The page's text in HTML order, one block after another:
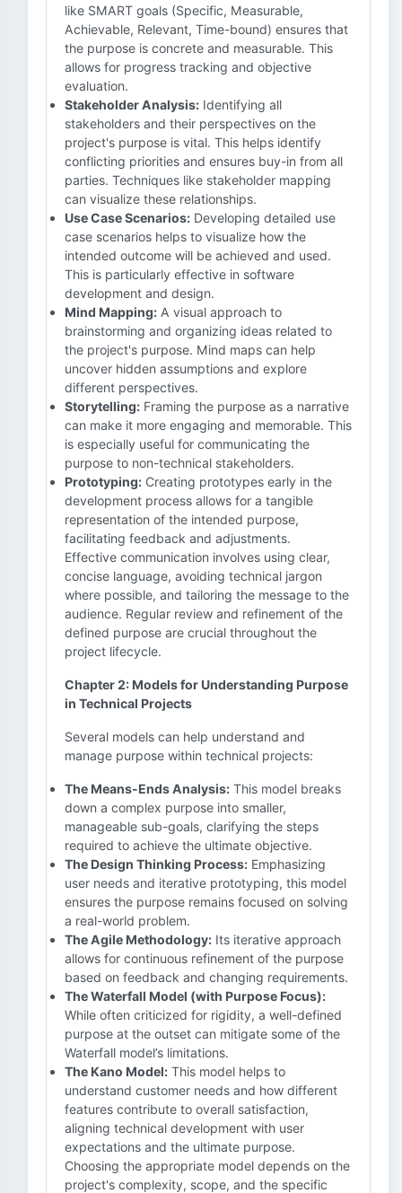
like SMART goals (Specific, Measurable,
Achievable, Relevant, Time-bound) ensures that
the purpose is concrete and measurable. This
allows for progress tracking and objective
evaluation.
Stakeholder Analysis: Identifying all
stakeholders and their perspectives on the
project's purpose is vital. This helps identify
conflicting priorities and ensures buy-in from all
parties. Techniques like stakeholder mapping
can visualize these relationships.
Use Case Scenarios: Developing detailed use
case scenarios helps to visualize how the
intended outcome will be achieved and used.
This is particularly effective in software
development and design.
Mind Mapping: A visual approach to
brainstorming and organizing ideas related to
the project's purpose. Mind maps can help
uncover hidden assumptions and explore
different perspectives.
Storytelling: Framing the purpose as a narrative
can make it more engaging and memorable. This
is especially useful for communicating the
purpose to non-technical stakeholders.
Prototyping: Creating prototypes early in the
development process allows for a tangible
representation of the intended purpose,
facilitating feedback and adjustments.
Effective communication involves using clear,
concise language, avoiding technical jargon
where possible, and tailoring the message to the
audience. Regular review and refinement of the
defined purpose are crucial throughout the
project lifecycle.
Chapter 2: Models for Understanding Purpose
in Technical Projects
Several models can help understand and
manage purpose within technical projects:
The Means-Ends Analysis: This model breaks
down a complex purpose into smaller,
manageable sub-goals, clarifying the steps
required to achieve the ultimate objective.
The Design Thinking Process: Emphasizing
user needs and iterative prototyping, this model
ensures the purpose remains focused on solving
a real-world problem.
The Agile Methodology: Its iterative approach
allows for continuous refinement of the purpose
based on feedback and changing requirements.
The Waterfall Model (with Purpose Focus):
While often criticized for rigidity, a well-defined
purpose at the outset can mitigate some of the
Waterfall model’s limitations.
The Kano Model: This model helps to
understand customer needs and how different
features contribute to overall satisfaction,
aligning technical development with user
expectations and the ultimate purpose.
Choosing the appropriate model depends on the
project's complexity, scope, and the specific